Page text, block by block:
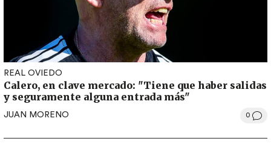
REAL OVIEDO
Calero, en clave mercado: "Tiene que haber salidas
y seguramente alguna entrada más"
JUAN MORENO 0